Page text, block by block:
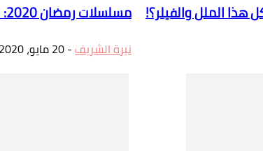
مسلسلات رمضان 2020: افتقاد الحب الذي دمر “ريهام” و”فرح”
نيرة الشريف-20 مايو، 2020